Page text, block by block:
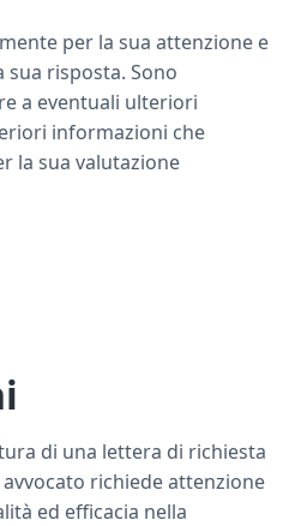
per la sua attenzione e
risposta. Sono
a eventuali ulteriori
informazioni che
la sua valutazione
di una lettera di richiesta
richiede attenzione
ed efficacia nella